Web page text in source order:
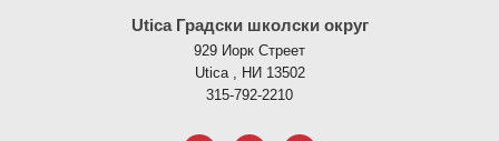
Utica Градски школски округ
929 Иорк Стреет
Utica , НИ 13502
315-792-2210